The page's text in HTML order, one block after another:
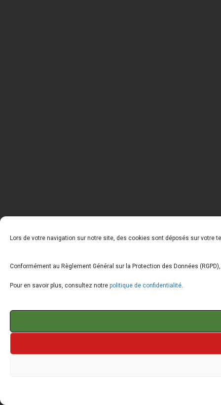
Lors de votre navigation sur notre site, des cookies sont déposés sur votre
Conformément au Règlement Général sur la Protection des Données
Pour en savoir plus, consultez notre politique de confidentialité.